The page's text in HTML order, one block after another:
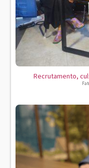
Recrutamento,